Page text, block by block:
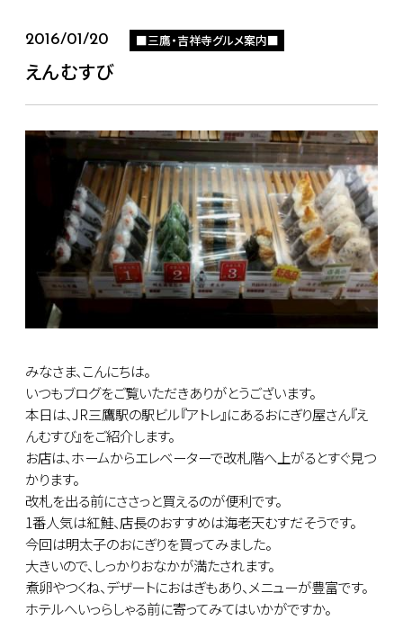
2016/01/20 ■三鷹・吉祥寺グルメ案内■
えんむすび
みなさま、こんにちは。
いつもブログをご覧いただきありがとうございます。
本日は、JR三鷹駅の駅ビル『アトレ』にあるおにぎり屋さん『え
んむすび』をご紹介します。
お店は、ホームからエレベーターで改札階へ上がるとすぐ見つ
かります。
改札を出る前にささっと買えるのが便利です。
1番人気は紅鮭、店長のおすすめは海老天むすだそうです。
今回は明太子のおにぎりを買ってみました。
大きいので、しっかりおなかが満たされます。
煮卵やつくね、デザートにおはぎもあり、メニューが豊富です。
ホテルへいっらしゃる前に寄ってみてはいかがですか。